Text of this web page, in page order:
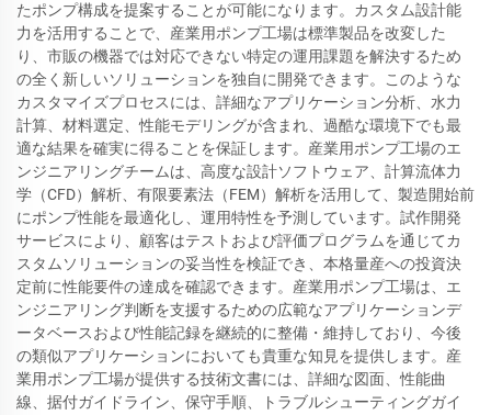
たポンプ構成を提案することが可能になります。カスタム設計能
力を活用することで、産業用ポンプ工場は標準製品を改変した
り、市販の機器では対応できない特定の運用課題を解決するため
の全く新しいソリューションを独自に開発できます。このような
カスタマイズプロセスには、詳細なアプリケーション分析、水力
計算、材料選定、性能モデリングが含まれ、過酷な環境下でも最
適な結果を確実に得ることを保証します。産業用ポンプ工場のエ
ンジニアリングチームは、高度な設計ソフトウェア、計算流体力
学（CFD）解析、有限要素法（FEM）解析を活用して、製造開始前
にポンプ性能を最適化し、運用特性を予測しています。試作開発
サービスにより、顧客はテストおよび評価プログラムを通じてカ
スタムソリューションの妥当性を検証でき、本格量産への投資決
定前に性能要件の達成を確認できます。産業用ポンプ工場は、エ
ンジニアリング判断を支援するための広範なアプリケーションデ
ータベースおよび性能記録を継続的に整備・維持しており、今後
の類似アプリケーションにおいても貴重な知見を提供します。産
業用ポンプ工場が提供する技術文書には、詳細な図面、性能曲
線、据付ガイドライン、保守手順、トラブルシューティングガイ